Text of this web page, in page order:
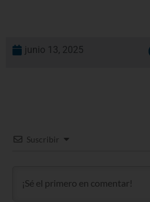
junio 13, 2025
Suscribir